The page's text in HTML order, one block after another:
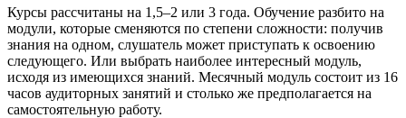
Курсы рассчитаны на 1,5–2 или 3 года. Обучение разбито на
модули, которые сменяются по степени сложности: получив
знания на одном, слушатель может приступать к освоению
следующего. Или выбрать наиболее интересный модуль,
исходя из имеющихся знаний. Месячный модуль состоит из 16
часов аудиторных занятий и столько же предполагается на
самостоятельную работу.